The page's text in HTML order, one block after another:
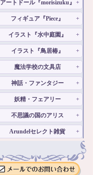
アートドール『morisizuku』
フィギュア『Piece』
イラスト『水中庭園』
イラスト『鳥居椿』
魔法学校の文具店
神話・ファンタジー
妖精・フェアリー
不思議の国のアリス
Arundelセレクト雑貨